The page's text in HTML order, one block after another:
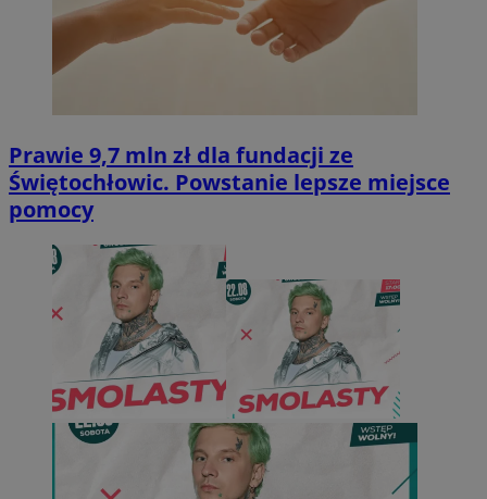
Prawie 9,7 mln zł dla fundacji ze
Świętochłowic. Powstanie lepsze miejsce
pomocy